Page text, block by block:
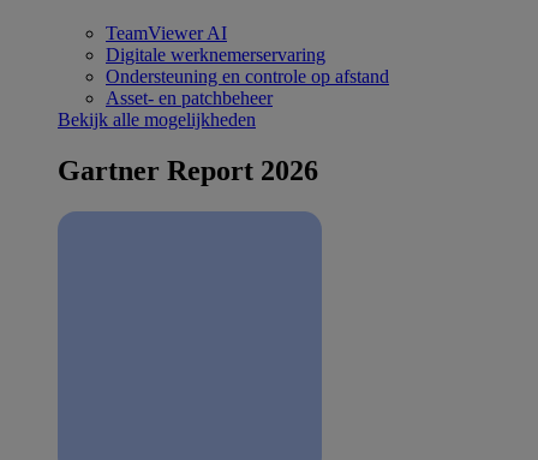
TeamViewer AI
Digitale werknemerservaring
Ondersteuning en controle op afstand
Asset- en patchbeheer
Bekijk alle mogelijkheden
Gartner Report 2026